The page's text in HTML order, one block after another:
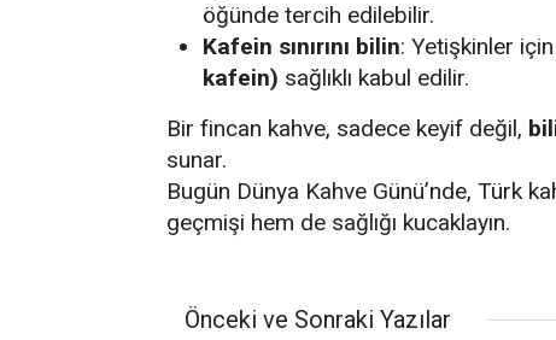
öğünde tercih edilebilir.
Kafein sınırını bilin: Yetişkinler
kafein) sağlıklı kabul edilir.
Bir fincan kahve, sadece keyif değil,
sunar.
Bugün Dünya Kahve Günü’nde, Türk
geçmişi hem de sağlığı kucaklayın.
Önceki ve Sonraki Yazılar